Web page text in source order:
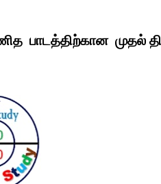
பாடத்திற்கான முதல்